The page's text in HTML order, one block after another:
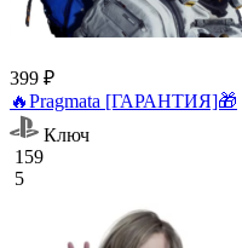
399 ₽
🔥Pragmata [ГАРАНТИЯ]🎁
Ключ
159
5